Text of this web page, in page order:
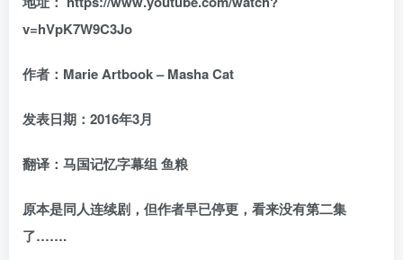
v=hVpK7W9C3Jo
作者：Marie Artbook – Masha Cat
发表日期：2016年3月
翻译：马国记忆字幕组 鱼粮
原本是同人连续剧，但作者早已停更，看来没有第二集
了…….